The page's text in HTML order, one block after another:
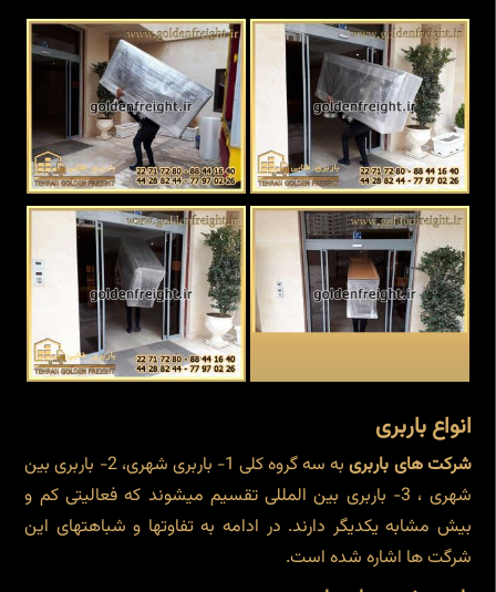
انواع باربری
شرکت های باربری
به سه گروه کلی 1- باربری شهری، 2- باربری بین
شهری ، 3- باربری بین المللی تقسیم میشوند که فعالیتی کم و
بیش مشابه یکدیگر دارند. در ادامه به تفاوتها و شباهتهای این
شرگت ها اشاره شده است.